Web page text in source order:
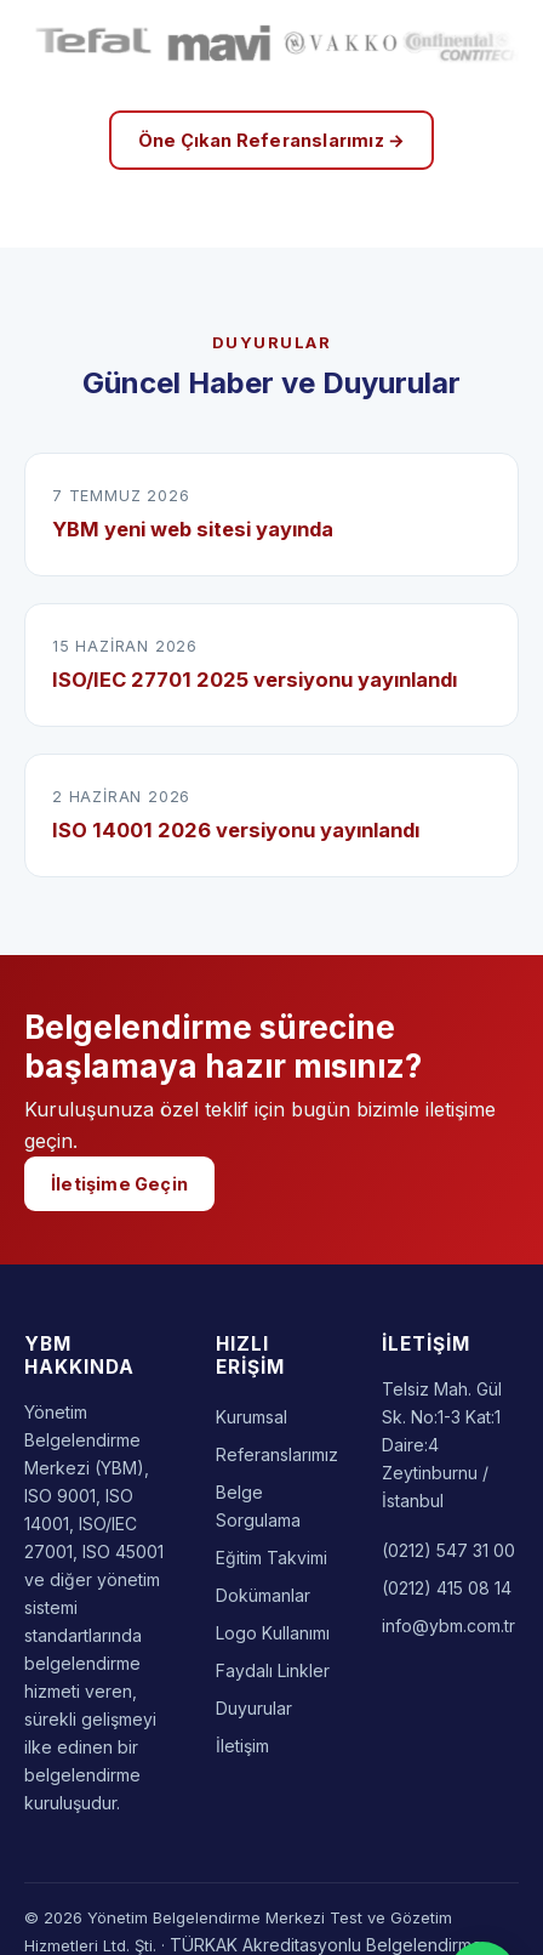
Öne Çıkan Referanslarımız →
DUYURULAR
7 TEMMUZ 2026
15 HAZIRAN 2026
2 HAZIRAN 2026
Belgelendirme sürecine
başlamaya hazır mısınız?
Kuruluşunuza özel teklif için bugün bizimle iletişime
geçin.
İletişime Geçin
YBM
HAKKINDA
Yönetim
Belgelendirme
Merkezi (YBM),
ISO 9001, ISO
14001, ISO/IEC
27001, ISO 45001
ve diğer yönetim
sistemi
standartlarında
belgelendirme
hizmeti veren,
sürekli gelişmeyi
ilke edinen bir
belgelendirme
HIZLI
Kurumsal
Referanslarımız
Belge
Sorgulama
Eğitim Takvimi
Dokümanlar
Logo Kullanımı
Faydalı Linkler
Duyurular
İLETIŞIM
Telsiz Mah. Gül
Sk. No:1-3 Kat:1
Daire:4
Zeytinburnu /
(0212) 547 31 00
(0212) 415 08 14
© 2026 Yönetim Belgelendirme Merkezi Test ve Gözetim